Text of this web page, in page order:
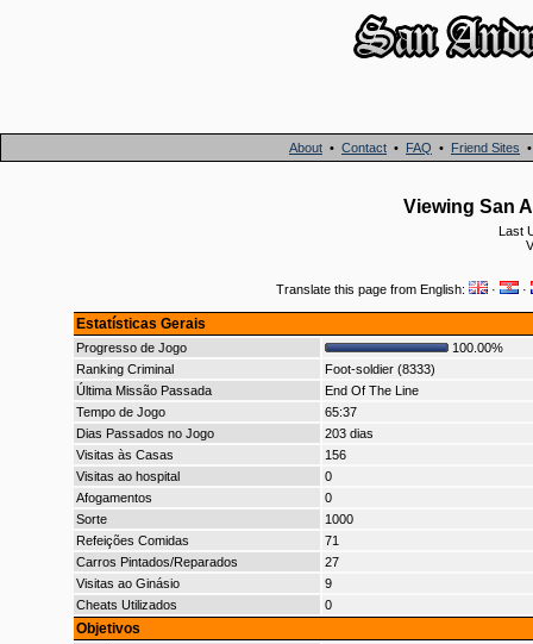
About • Contact • FAQ • Friend Sites
Viewing San
Last
Translate this page from English: · ·
Estatísticas Gerais
Progresso de Jogo
100.00%
Ranking Criminal
Foot-soldier (8333)
Última Missão Passada
End Of The Line
Tempo de Jogo
65:37
Dias Passados no Jogo
203 dias
Visitas às Casas
156
Visitas ao hospital
0
Afogamentos
0
Sorte
1000
Refeições Comidas
71
Carros Pintados/Reparados
27
Visitas ao Ginásio
9
Cheats Utilizados
0
Objetivos